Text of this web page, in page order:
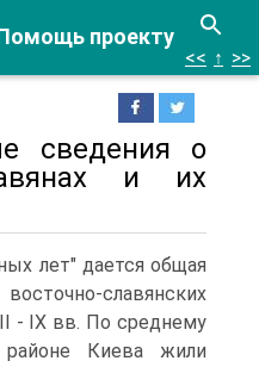
проекту
<< ↑ >>
сведения о
и их
лет" дается общая
славянских
- IX вв. По среднему
Киева жили